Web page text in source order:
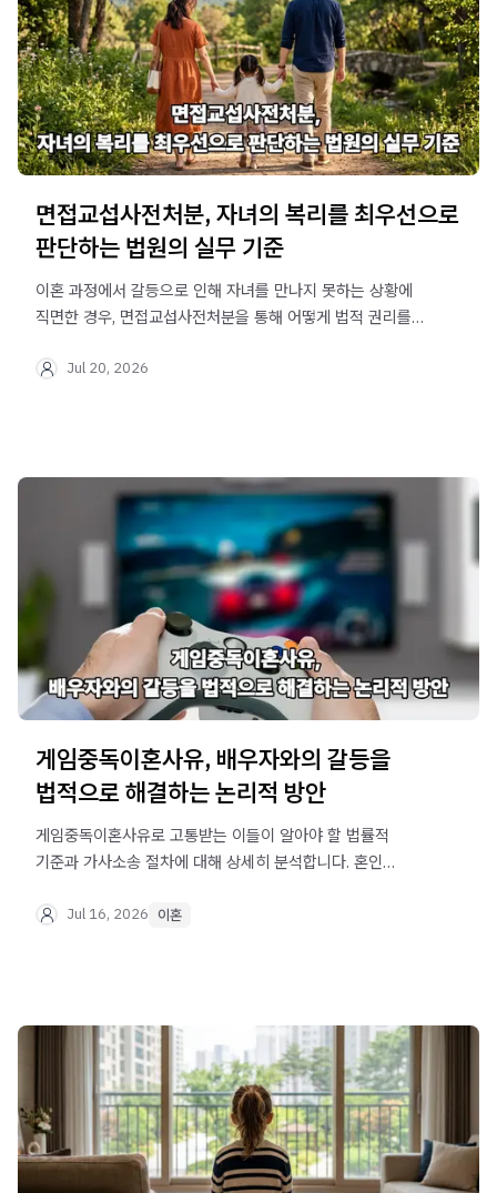
면접교섭사전처분, 자녀의 복리를 최우선으로
판단하는 법원의 실무 기준
이혼 과정에서 갈등으로 인해 자녀를 만나지 못하는 상황에
직면한 경우, 면접교섭사전처분을 통해 어떻게 법적 권리를
분석합니다.
Jul 20, 2026
게임중독이혼사유, 배우자와의 갈등을
법적으로 해결하는 논리적 방안
게임중독이혼사유로 고통받는 이들이 알아야 할 법률적
기준과 가사소송 절차에 대해 상세히 분석합니다. 혼인
대응책을 마련해보세요.
Jul 16, 2026 이혼